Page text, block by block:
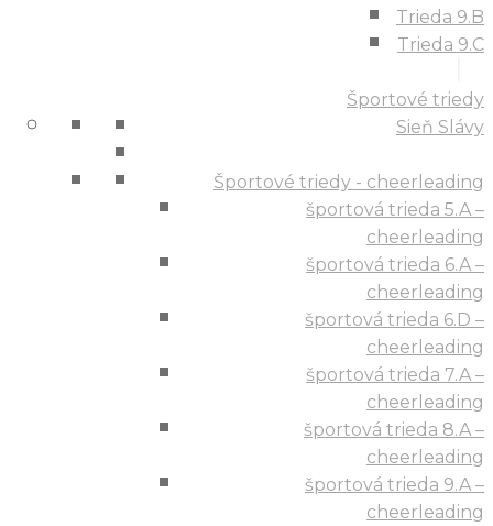
Trieda 9.B
Trieda 9.C
Športové triedy
Sieň Slávy
Športové triedy - cheerleading
športová trieda 5.A –
cheerleading
športová trieda 6.A –
cheerleading
športová trieda 6.D –
cheerleading
športová trieda 7.A –
cheerleading
športová trieda 8.A –
cheerleading
športová trieda 9.A –
cheerleading